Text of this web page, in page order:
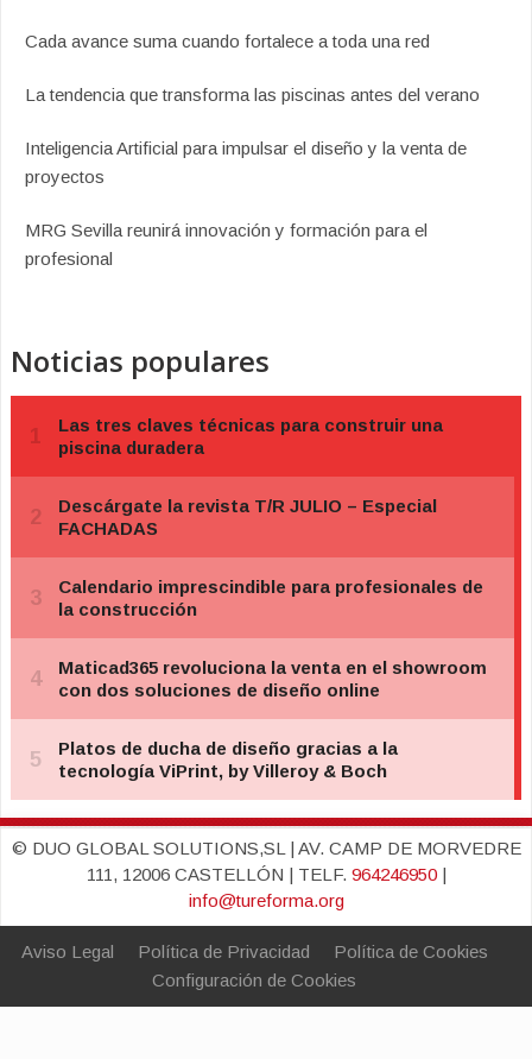
Cada avance suma cuando fortalece a toda una red
La tendencia que transforma las piscinas antes del verano
Inteligencia Artificial para impulsar el diseño y la venta de
proyectos
MRG Sevilla reunirá innovación y formación para el
profesional
Noticias populares
© DUO GLOBAL SOLUTIONS,SL | AV. CAMP DE MORVEDRE
111, 12006 CASTELLÓN | TELF. 964246950|
info@tureforma.org
Aviso Legal Política de Privacidad
Política de Cookies
Configuración de Cookies